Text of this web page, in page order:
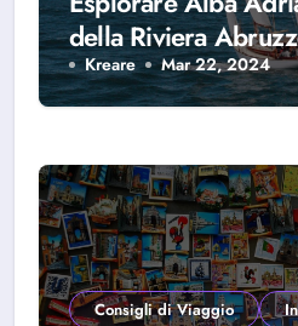
della Riviera
Kreare Mar 22, 2024
Consigli di Viaggio